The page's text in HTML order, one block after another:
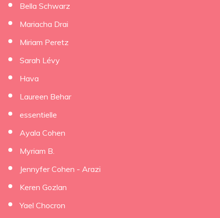
Bella Schwarz
Mariacha Drai
Miriam Peretz
Sarah Lévy
Hava
Laureen Behar
essentielle
Ayala Cohen
Myriam B.
Jennyfer Cohen - Arazi
Keren Gozlan
Yael Chocron